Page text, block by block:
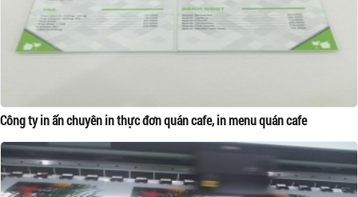
Công ty in ấn chuyên in thực đơn quán cafe, in menu quán cafe